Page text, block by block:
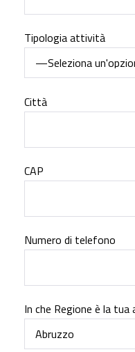
Tipologia attività
Città
CAP
Numero di telefono
In che Regione è la